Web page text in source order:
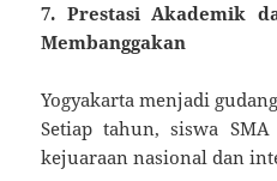
7. Prestasi Akademik
Membanggakan
Yogyakarta menjadi
Setiap tahun, siswa
kejuaraan nasional dan